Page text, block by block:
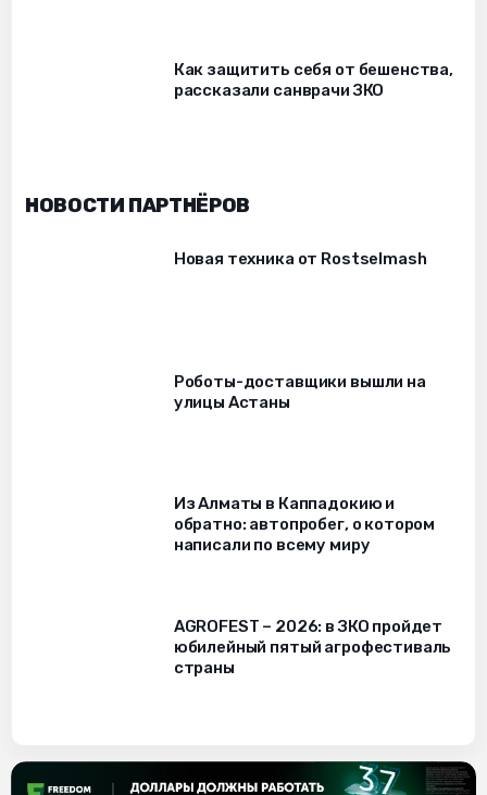
Как защитить себя от бешенства,
рассказали санврачи ЗКО
НОВОСТИ ПАРТНЁРОВ
Новая техника от Rostselmash
Роботы-доставщики вышли на
улицы Астаны
Из Алматы в Каппадокию и
обратно: автопробег, о котором
написали по всему миру
AGROFEST – 2026: в ЗКО пройдет
юбилейный пятый агрофестиваль
страны